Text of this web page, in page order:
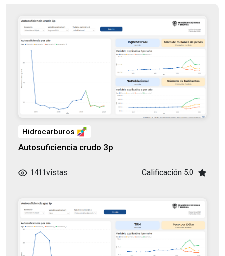
Iniciar sesión
Hidrocarburos
Autosuficiencia crudo 3p
1411vistas Calificación 5.0